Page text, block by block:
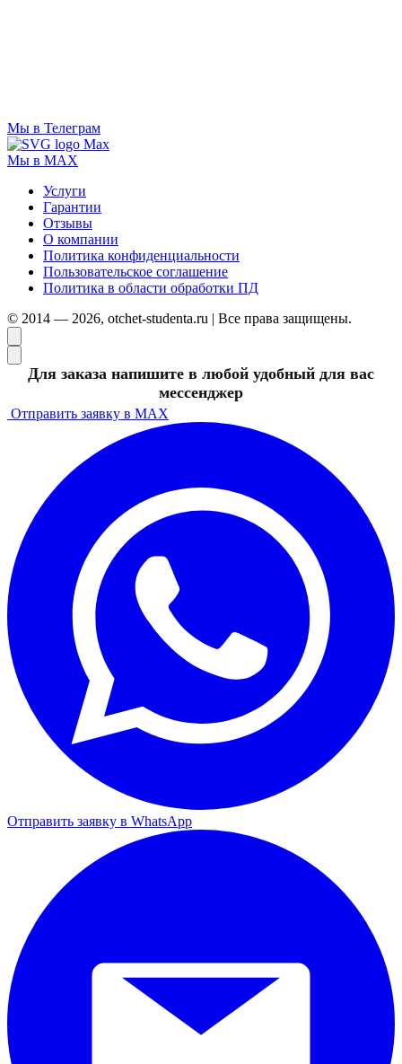
Мы в Телеграм
Мы в MAX
Услуги
Гарантии
Отзывы
О компании
Политика конфиденциальности
Пользовательское соглашение
Политика в области обработки ПД
© 2014 — 2026, otchet-studenta.ru | Все права защищены.
Для заказа напишите в любой удобный для вас
мессенджер
Отправить заявку в MAX
Отправить заявку в WhatsApp